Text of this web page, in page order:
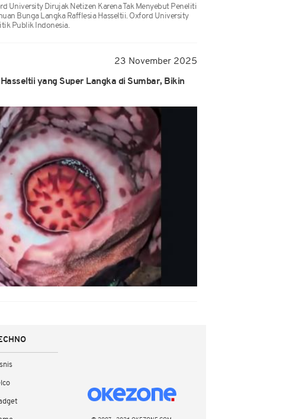
University Dirujak Netizen Karena Tak Menyebut Peneliti
Bunga Langka Rafflesia Hasseltii. Oxford University
Publik Indonesia.
23 November 2025
yang Super Langka di Sumbar, Bikin